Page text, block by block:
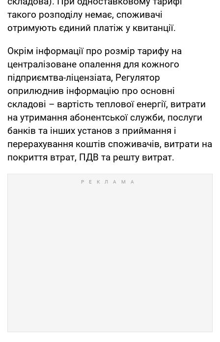
такого розподілу немає, споживачі
отримують єдиний платіж у квитанції.
Окрім інформації про розмір тарифу на
централізоване опалення для кожного
підприємтва-ліцензіата, Регулятор
оприлюднив інформацію про основні
складові – вартість теплової енергії, витрати
на утримання абонентської служби, послуги
банків та інших установ з приймання і
перерахування коштів споживачів, витрати на
покриття втрат, ПДВ та решту витрат.